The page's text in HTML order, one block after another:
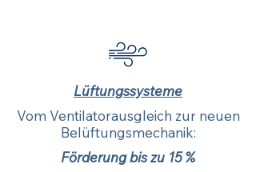
Lüftungssysteme
Vom Ventilatorausgleich zur neuen
Belüftungsmechanik:
Förderung bis zu 15 %